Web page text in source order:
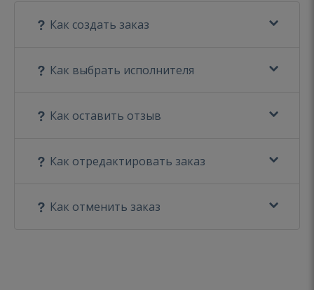
Как создать заказ
Как выбрать исполнителя
Как оставить отзыв
Как отредактировать заказ
Как отменить заказ